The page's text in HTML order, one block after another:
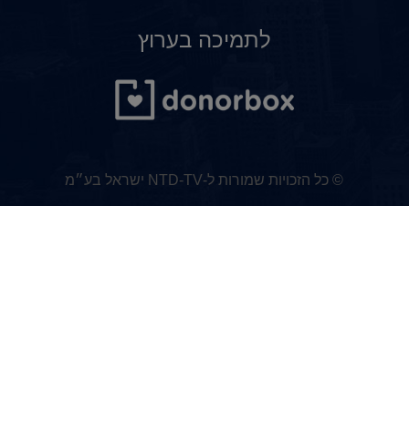
לתמיכה בערוץ
© כל הזכויות שמורות ל-NTD-TV ישראל בע״מ